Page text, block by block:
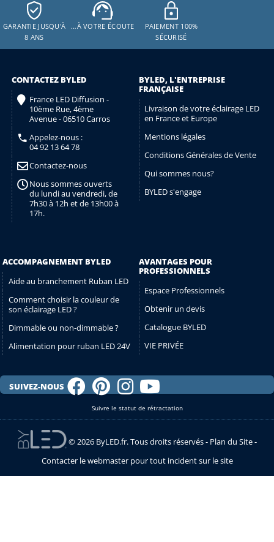
GARANTIE JUSQU'À
8 ANS
…À VOTRE ÉCOUTE
PAIEMENT 100%
SÉCURISÉ
CONTACTEZ BYLED
France LED Diffusion -
10ème Rue, 4ème
Avenue - 06510 Carros
Appelez-nous :
04 92 13 64 78
Contactez-nous
Nous sommes ouverts
du lundi au vendredi, de
7h30 à 12h et de 13h00 à
17h.
BYLED, L'ENTREPRISE
FRANÇAISE
Livraison de votre éclairage LED
en France et Europe
Mentions légales
Conditions Générales de Vente
Qui sommes nous?
BYLED s'engage
ACCOMPAGNEMENT BYLED
Aide au branchement Ruban LED
Comment choisir la couleur de
son éclairage LED ?
Dimmable ou non-dimmable ?
Alimentation pour ruban LED 24V
AVANTAGES POUR
PROFESSIONNELS
Espace Professionnels
Obtenir un devis
Catalogue BYLED
VIE PRIVÉE
SUIVEZ-NOUS
Suivre le statut de rétractation
© 2026 ByLED.fr. Tous droits réservés - Plan du Site-
Contacter le webmaster pour tout incident sur le site